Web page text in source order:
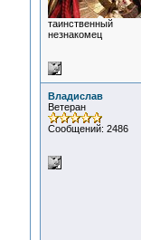
таинственный
незнакомец
Владислав
Ветеран
Сообщений: 2486